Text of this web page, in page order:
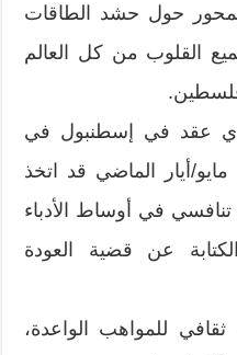
حول حشد الطاقات
القلوب من كل العالم
عقد في إسطنبول في
أيار الماضي قد اتخذ
في أوساط الأدباء
عن قضية العودة
للمواهب الواعدة،